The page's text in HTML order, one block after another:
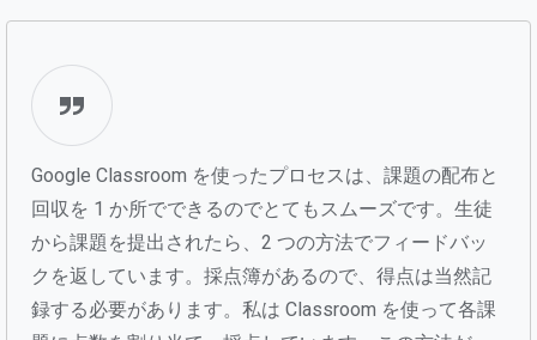
Google Classroom を使ったプロセスは、課題の配布と
回収を 1 か所でできるのでとてもスムーズです。生徒
から課題を提出されたら、2 つの方法でフィードバッ
クを返しています。採点簿があるので、得点は当然記
録する必要があります。私は Classroom を使って各課